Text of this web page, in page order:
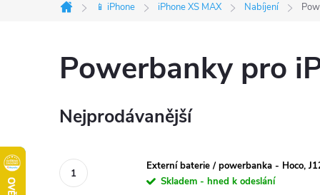
Domů
📱 iPhone iPhone XS MAX Nabíjení
Powerbanky pro
Nejprodávanější
Externí baterie / powerbanka - Hoco,
Skladem - hned k odeslání